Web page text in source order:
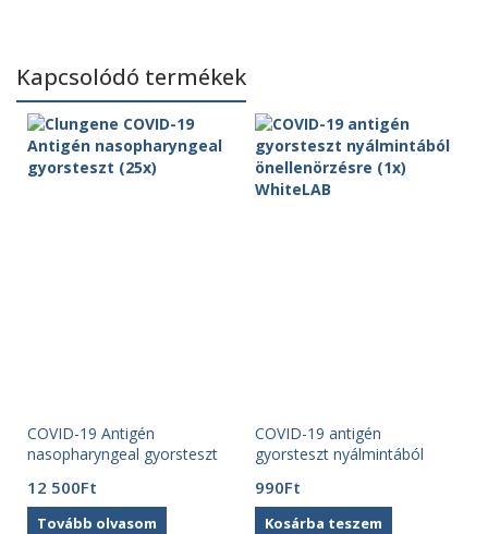
Kapcsolódó termékek
COVID-19 Antigén
nasopharyngeal gyorsteszt
12 500Ft
Tovább olvasom
COVID-19 antigén
gyorsteszt nyálmintából
WhiteLAB
990Ft
Kosárba teszem